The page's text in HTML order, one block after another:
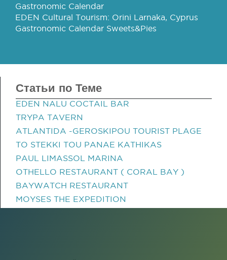
Gastronomic Calendar
EDEN Cultural Tourism: Orini Larnaka, Cyprus
Gastronomic Calendar Sweets&Pies
Статьи по Теме
EDEN NALU COCTAIL BAR
TRYPA TAVERN
ATLANTIDA -GEROSKIPOU TOURIST PLAGE
TO STEKKI TOU PANAE KATHIKAS
PAUL LIMASSOL MARINA
OTHELLO RESTAURANT ( CORAL BAY )
BAYWATCH RESTAURANT
MOYSES THE EXPEDITION